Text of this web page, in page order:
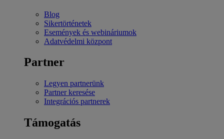
Blog
Sikertörténetek
Események és webináriumok
Adatvédelmi központ
Partner
Legyen partnerünk
Partner keresése
Integrációs partnerek
Támogatás